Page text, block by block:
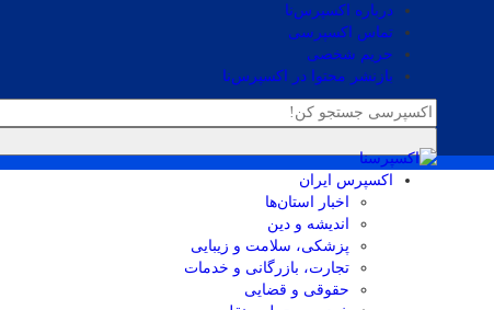
درباره اکسپرس‌نا
تماس اکسپرسی
حریم شخصی
بازنشر محتوا در اکسپرس‌نا
اکسپرس ایران
اخبار استان‌ها
اندیشه و دین
پزشکی، سلامت و زیبایی
تجارت، بازرگانی و خدمات
حقوقی و قضایی